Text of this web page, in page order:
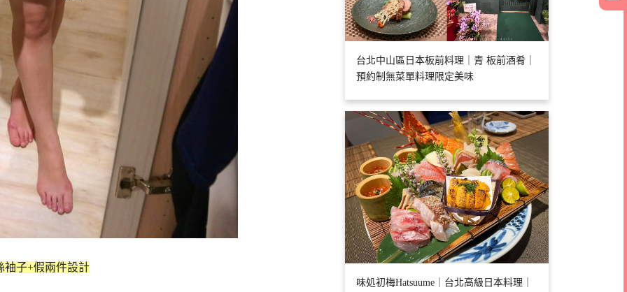
袖子+假兩件設計
台北中山區日本板前料理｜青 板前酒肴｜
預約制無菜單料理限定美味
味処初梅Hatsuume｜台北高級日本料理｜